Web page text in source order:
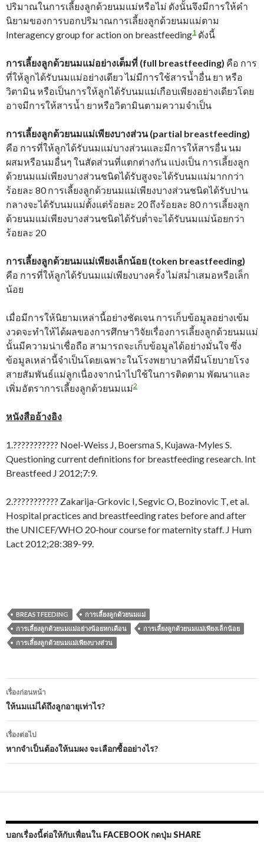
ปริมาณในการเลี้ยงลูกด้วยนมแม่หรือไม่ ดังนั้นจึงมีการให้คำ
นิยามของการบอกปริมาณการเลี้ยงลูกด้วยนมแม่ตาม
Interagency group for action on breastfeeding1 ดังนี้
การเลี้ยงลูกด้วยนมแม่อย่างเต็มที่ (full breastfeeding) คือ การ
ที่ให้ลูกได้รับนมแม่อย่างเดียว ไม่มีการใช้สารน้ำอื่น ยา หรือ
วิตามิน หรือเป็นการให้ลูกได้รับนมแม่เกือบเพียงอย่างเดียวโดย
อาจมีการให้สารน้ำ ยาหรือวิตามินตามความจำเป็น
การเลี้ยงลูกด้วยนมแม่เพียงบางส่วน(partial breastfeeding)
คือ การที่ให้ลูกได้รับนมแม่บางส่วนและมีการให้สารอื่น นม
ผสมหรือนมอื่นๆ ในสัดส่วนที่แตกต่างกัน แบ่งเป็น การเลี้ยงลูก
ด้วยนมแม่เพียงบางส่วนชนิดได้รับสูงจะได้รับนมแม่มากกว่า
ร้อยละ 80 การเลี้ยงลูกด้วยนมแม่เพียงบางส่วนชนิดได้รับปาน
กลางจะได้รับนมแม่ตั้งแต่ร้อยละ 20 ถึงร้อยละ 80 การเลี้ยงลูก
ด้วยนมแม่เพียงบางส่วนชนิดได้รับต่ำจะได้รับนมแม่น้อยกว่า
ร้อยละ 20
การเลี้ยงลูกด้วยนมแม่เพียงเล็กน้อย (token breastfeeding)
คือ การที่ให้ลูกได้รับนมแม่เพียงบางครั้ง ไม่สม่ำเสมอหรือเล็ก
น้อย
เมื่อมีการให้นิยามเหล่านี้อย่างชัดเจน การเก็บข้อมูลอย่างเข้ม
งวดจะทำให้ได้ผลของการศึกษาวิจัยเรื่องการเลี้ยงลูกด้วยนมแม่
นั้นมีความน่าเชื่อถือ สามารถจะเก็บข้อมูลได้อย่างมั่นใจ ซึ่ง
ข้อมูลเหล่านี้จำเป็นโดยเฉพาะในโรงพยาบาลที่มีนโยบายโรง
สายสัมพันธ์แม่ลูกเนื่องจากนำไปใช้ในการติดตาม พัฒนาและ
เพิ่มอัตราการเลี้ยงลูกด้วยนมแม่2
หนังสืออ้างอิง
1.??????????? Noel-Weiss J, Boersma S, Kujawa-Myles S.
Questioning current definitions for breastfeeding research. Int
Breastfeed J 2012;7:9.
2.??????????? Zakarija-Grkovic I, Segvic O, Bozinovic T, et al.
Hospital practices and breastfeeding rates before and after
the UNICEF/WHO 20-hour course for maternity staff. J Hum
Lact 2012;28:389-99.
BREASTFEEDING
การเลี้ยงลูกด้วยนมแม่
การเลี้ยงลูกด้วยนมแม่อย่างน้อยหกเดือน
การเลี้ยงลูกด้วยนมแม่เพียงเล็กน้อย
การเลี้่้ยงลูกด้วยนมแม่เพียงบางส่วน
เมนู
นำทาง
เรื่อง
เรื่องก่อนหน้า
ให้นมแม่ได้ถึงลูกอายุเท่าไร?
เรื่องต่อไป
หากจำเป็นต้องให้นมผง จะเลือกซื้ออย่างไร?
บอกเรื่องนี้ต่อให้กับเพื่อนใน FACEBOOK กดปุ่ม SHARE